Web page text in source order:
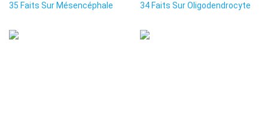
35 Faits Sur Mésencéphale 34 Faits Sur Oligodendrocyte